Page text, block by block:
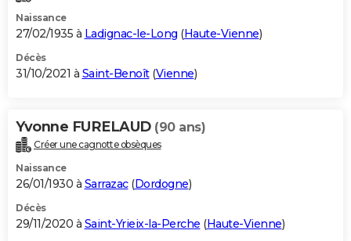
Naissance
27/02/1935 à Ladignac-le-Long (Haute-Vienne)
Décès
31/10/2021 à Saint-Benoît(Vienne)
Yvonne FURELAUD (90 ans)
Créer une cagnotte obsèques
Naissance
26/01/1930 à Sarrazac(Dordogne)
Décès
29/11/2020 à Saint-Yrieix-la-Perche (Haute-Vienne)